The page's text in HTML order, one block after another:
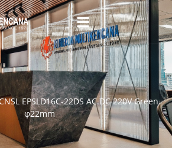
EPSLD16C-22DS AC.DC 220V Green
φ22mm